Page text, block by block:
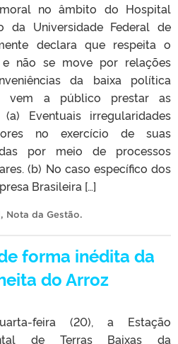
no âmbito do Hospital
da Universidade Federal de
declara que respeita o
não se move por relações
da baixa política
vem a público prestar as
Eventuais irregularidades
no exercício de suas
por meio de processos
(b) No caso específico dos
Brasileira […]
, Nota da Gestão.
forma inédita da
do Arroz
feira (20), a Estação
de Terras Baixas da